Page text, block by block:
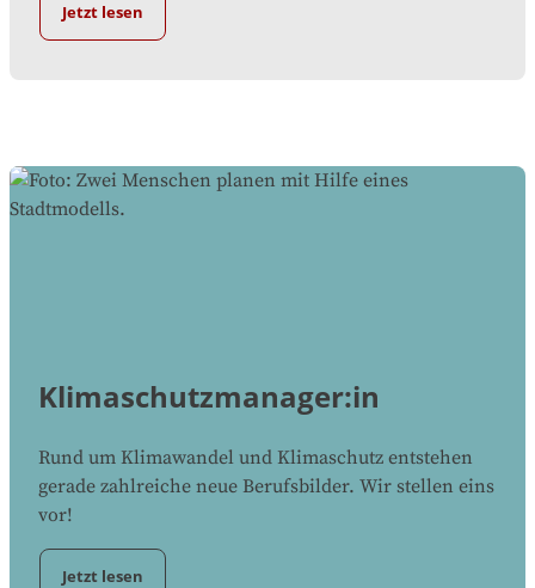
Jetzt lesen
Klimaschutzmanager:in
Rund um Klimawandel und Klimaschutz entstehen
gerade zahlreiche neue Berufsbilder. Wir stellen eins
vor!
Jetzt lesen